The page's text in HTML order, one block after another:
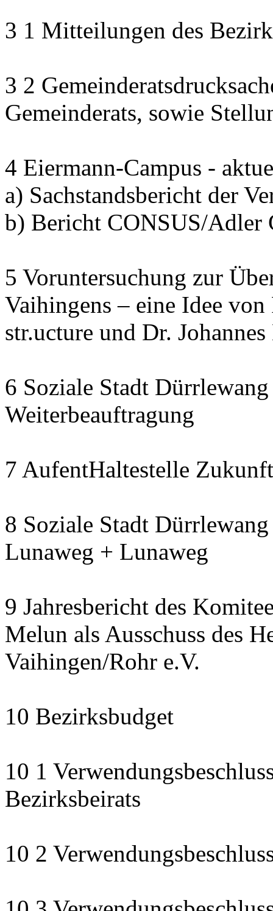
3 1 Mitteilungen des
3 2
Gemeinderats, sowie
4 Eiermann-Campus -
a) Sachstandsbericht der
b) Bericht CONSUS/Adler
5 Voruntersuchung zur
Vaihingens – eine Idee
str.ucture und Dr.
6 Soziale Stadt
Weiterbeauftragung
7 AufentHaltestelle
8 Soziale Stadt
Lunaweg + Lunaweg
9 Jahresbericht des
Melun als Ausschuss des
Vaihingen/Rohr e.V.
10 Bezirksbudget
10 1
Bezirksbeirats
10 2